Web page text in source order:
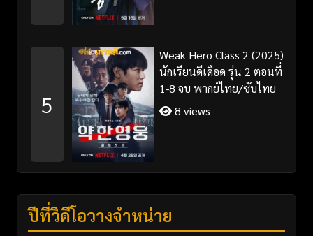
5
Weak Hero Class 2 (2025)
นักเรียนดีเดือด รุ่น 2 ตอนที่
1-8 จบ พากย์ไทย/ซับไทย
8 views
ปีที่วิดีโอวางจำหน่าย